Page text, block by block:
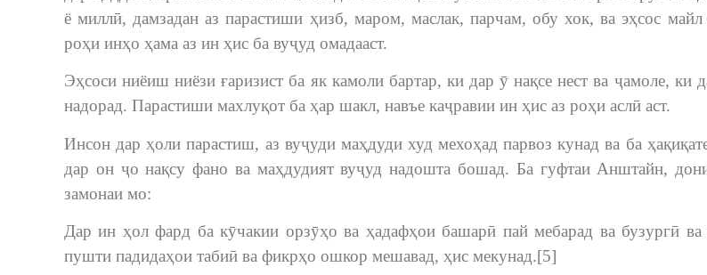
ё миллӣ, дамзадан аз парастиши ҳизб, маром, маслак, парчам, обу хок, ва эҳсос
роҳи инҳо ҳама аз ин ҳис ба вуҷуд омадааст.
Эҳсоси ниёиш ниёзи ғаризист ба як камоли бартар, ки дар ӯ нақсе нест ва ҷамоле, ки
надорад. Парастиши махлуқот ба ҳар шакл, навъе каҷравии ин ҳис аз роҳи аслӣ аст.
Инсон дар ҳоли парастиш, аз вуҷуди маҳдуди худ мехоҳад парвоз кунад ва ба
дар он ҷо нақсу фано ва маҳдудият вуҷуд надошта бошад. Ба гуфтаи Анштайн,
замонаи мо:
Дар ин ҳол фард ба кӯчакии орзӯҳо ва ҳадафҳои башарӣ пай мебарад ва бузургӣ ва
пушти падидаҳои табиӣ ва фикрҳо ошкор мешавад, ҳис мекунад.[5]